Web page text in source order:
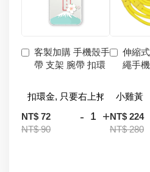
客製加購 手機殼手
帶 支架 腕帶 扣環
NT$ 72
NT$ 90
- +
伸縮
繩手
NT$ 224
NT$ 280